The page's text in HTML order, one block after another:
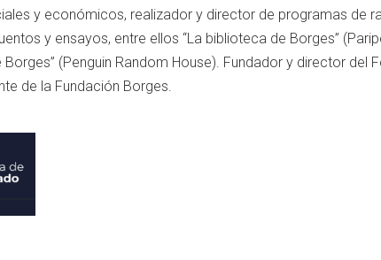
y económicos, realizador y director de programas de
y ensayos, entre ellos “La biblioteca de Borges”
(Penguin Random House). Fundador y director del
de la Fundación Borges.